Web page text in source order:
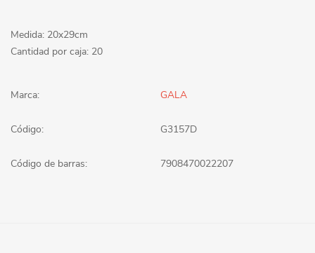
Medida: 20x29cm
Cantidad por caja: 20
Marca: GALA
Código: G3157D
Código de barras: 7908470022207